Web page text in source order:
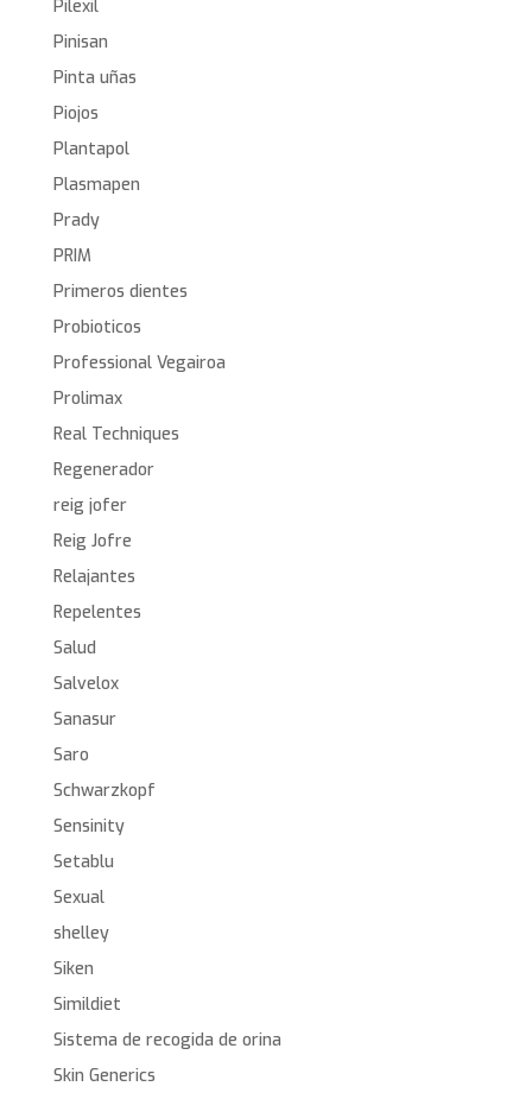
Pilexil
Pinisan
Pinta uñas
Piojos
Plantapol
Plasmapen
Prady
PRIM
Primeros dientes
Probioticos
Professional Vegairoa
Prolimax
Real Techniques
Regenerador
reig jofer
Reig Jofre
Relajantes
Repelentes
Salud
Salvelox
Sanasur
Saro
Schwarzkopf
Sensinity
Setablu
Sexual
shelley
Siken
Simildiet
Sistema de recogida de orina
Skin Generics